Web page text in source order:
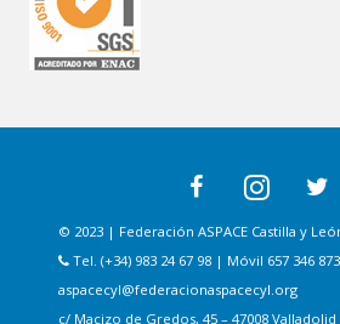
© 2023 | Federación ASPACE Castilla y
Tel. (+34) 983 24 67 98 | Móvil 657 346 873
aspacecyl@federacionaspacecyl.org
c/ Macizo de Gredos, 45 – 47008 Valladolid